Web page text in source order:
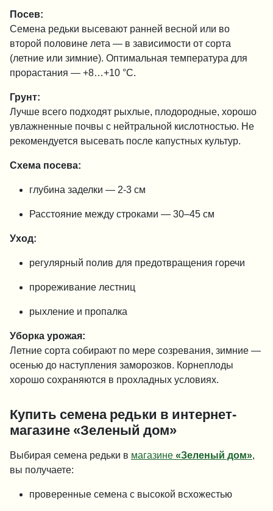
Посев:
Семена редьки высевают ранней весной или во
второй половине лета — в зависимости от сорта
(летние или зимние). Оптимальная температура для
прорастания — +8…+10 °C.
Грунт:
Лучше всего подходят рыхлые, плодородные, хорошо
увлажненные почвы с нейтральной кислотностью. Не
рекомендуется высевать после капустных культур.
Схема посева:
глубина заделки — 2-3 см
Расстояние между строками — 30–45 см
Уход:
регулярный полив для предотвращения горечи
прореживание лестниц
рыхление и пропалка
Уборка урожая:
Летние сорта собирают по мере созревания, зимние —
осенью до наступления заморозков. Корнеплоды
хорошо сохраняются в прохладных условиях.
Купить семена редьки в интернет-
магазине «Зеленый дом»
Выбирая семена редьки в магазине «Зеленый дом»
вы получаете:
проверенные семена с высокой всхожестью